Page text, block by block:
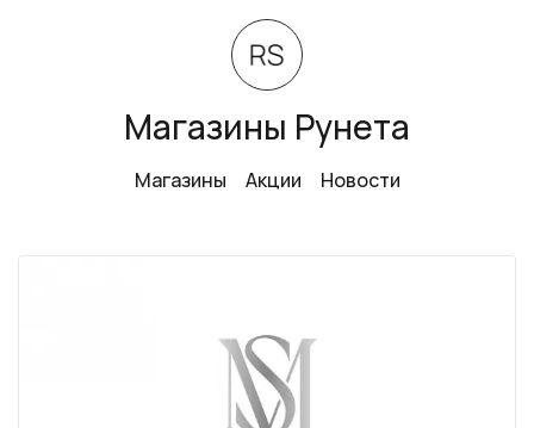
Магазины Рунета
Магазины Акции Новости